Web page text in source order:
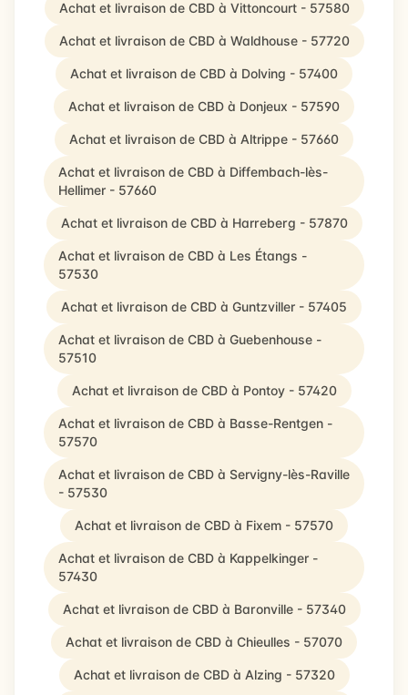
Achat et livraison de CBD à Vittoncourt - 57580
Achat et livraison de CBD à Waldhouse - 57720
Achat et livraison de CBD à Dolving - 57400
Achat et livraison de CBD à Donjeux - 57590
Achat et livraison de CBD à Altrippe - 57660
Achat et livraison de CBD à Diffembach-lès-
Hellimer - 57660
Achat et livraison de CBD à Harreberg - 57870
Achat et livraison de CBD à Les Étangs -
57530
Achat et livraison de CBD à Guntzviller - 57405
Achat et livraison de CBD à Guebenhouse -
57510
Achat et livraison de CBD à Pontoy - 57420
Achat et livraison de CBD à Basse-Rentgen -
57570
Achat et livraison de CBD à Servigny-lès-Raville
- 57530
Achat et livraison de CBD à Fixem - 57570
Achat et livraison de CBD à Kappelkinger -
57430
Achat et livraison de CBD à Baronville - 57340
Achat et livraison de CBD à Chieulles - 57070
Achat et livraison de CBD à Alzing - 57320